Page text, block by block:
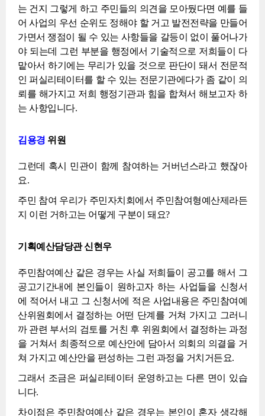
는 건지 그렇게 하고 주민들의 의견을 모아뒀다면 예를 들
어 사업의 우선 순위도 정해야 할 거고 발전전략을 만들어
가면서 쟁점이 될 수 있는 사항들을 갈등이 없이 풀어나가
야 되는데 그런 부분을 행정에서 기술적으로 저희들이 다
맡아서 하기에는 무리가 있을 것으로 판단이 돼서 전문적
인 퍼실리테이터를 할 수 있는 전문기관에다가 좀 같이 의
뢰를 해가지고 저희 행정기관과 힘을 합쳐서 해보고자 하
는 사항입니다.
김용경 위원
그런데 혹시 민관이 함께 참여하는 거버넌스라고 했잖아
요.
주민 참여 우리가 주민자치회에서 주민참여형예산제라든
지 이런 거하고는 어떻게 구분이 돼요?
기획예산담당관 신현우
주민참여예산 같은 경우는 사실 저희들이 공고를 해서 그
공고기간내에 본인들이 원하고자 하는 사업들을 신청서
에 적어서 내고 그 신청서에 적은 사업내용은 주민참여예
산위원회에서 결정하는 어떤 단계를 거쳐 가지고 그러니
까 관련 부서의 검토를 거친 후 위원회에서 결정하는 과정
을 거쳐서 최종적으로 예산안에 담아서 의회의 의결을 거
쳐 가지고 예산안을 편성하는 그런 과정을 거치거든요.
그래서 조금은 퍼실리테이터 운영하고는 다른 면이 있습
니다.
차이점은 주민참여예산 같은 경우는 본인이 혼자 생각해